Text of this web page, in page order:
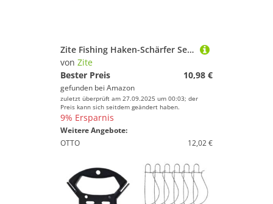
Zite Fishing Haken-Schärfer Set - Schleifstein für Angelhaken – Angelzubehör – Angel-Haken-Schleifer & Wetzstein
von Zite
Bester Preis
10,98 €
gefunden bei Amazon
zuletzt überprüft am 27.09.2025 um 00:03; der
Preis kann sich seitdem geändert haben.
9% Ersparnis
Weitere Angebote:
OTTO
12,02 €